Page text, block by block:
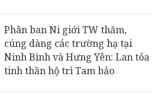
Phân ban Ni giới TW thăm,
cúng dàng các trường hạ tại
Ninh Bình và Hưng Yên: Lan tỏa
tinh thần hộ trì Tam bảo